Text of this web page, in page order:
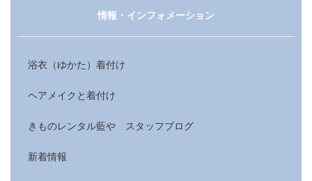
情報・インフォメーション
浴衣（ゆかた）着付け
ヘアメイクと着付け
きものレンタル藍や スタッフブログ
新着情報